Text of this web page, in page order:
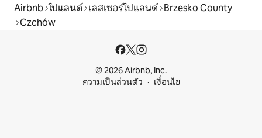
Airbnb โปแลนด์ เลสเซอร์โปแลนด์ Brzesko County
Czchów
© 2026 Airbnb, Inc.
ความเป็นส่วนตัว
เงื่อนไข